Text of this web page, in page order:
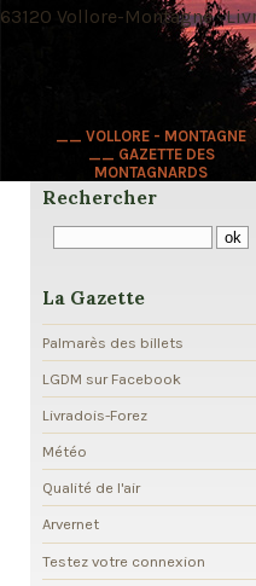
__ VOLLORE - MONTAGNE
__ GAZETTE DES
MONTAGNARDS
63120 Vollore-Montagne ·
Rechercher
La Gazette
Palmarès des billets
LGDM sur Facebook
Livradois-Forez
Météo
Qualité de l'air
Arvernet
Testez votre connexion